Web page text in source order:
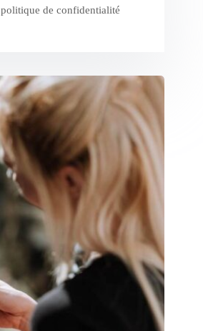
politique de confidentialité